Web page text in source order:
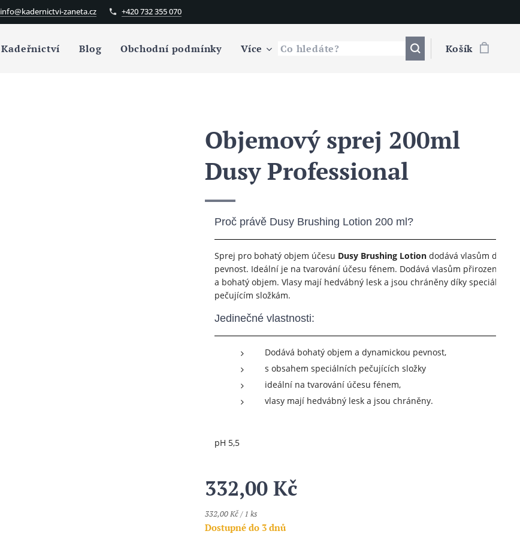
info@kadernictvi-zaneta.cz +420 732 355 070
Kadeřnictví Blog Obchodní podmínky Více Košík
Objemový sprej 200ml
Dusy Professional
Proč právě Dusy Brushing Lotion 200 ml?
Sprej pro bohatý objem účesu Dusy Brushing Lotion dodává vlasům
pevnost. Ideální je na tvarování účesu fénem. Dodává vlasům přirozenou
a bohatý objem. Vlasy mají hedvábný lesk a jsou chráněny díky speciálním
pečujícím složkám.
Jedinečné vlastnosti:
Dodává bohatý objem a dynamickou pevnost,
s obsahem speciálních pečujících složky
ideální na tvarování účesu fénem,
vlasy mají hedvábný lesk a jsou chráněny.
pH 5,5
332,00 Kč
332,00 Kč / 1 ks
Dostupné do 3 dnů